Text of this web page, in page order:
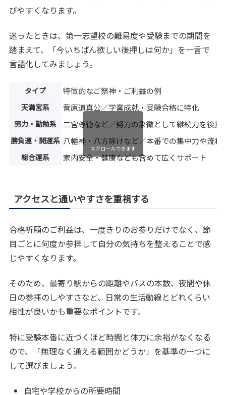
びやすくなります。
迷ったときは、第一志望校の難易度や受験までの期間を
踏まえて、「今いちばん欲しい後押しは何か」を一言で
言語化してみましょう。
タイプ 特徴的なご祭神・ご利益の例
天満宮系 菅原道真公／学業成就・受験合格に特化
努力・勤勉系 二宮尊徳など／努力の象徴として継続力を後押
勝負運・開運系 八幡神・八方除けなど／本番での集中力や流れ
総合運系 家内安全・健康なども含めて広くサポート
スクロールできます
アクセスと通いやすさを重視する
合格祈願のご利益は、一度きりのお参りだけでなく、節
目ごとに何度か参拝して自分の気持ちを整えることで感
じやすくなります。
そのため、最寄り駅からの距離やバスの本数、夜間や休
日の参拝のしやすさなど、日常の生活動線とどれくらい
相性が良いかも重要なポイントです。
特に受験本番に近づくほど時間と体力に余裕がなくなる
ので、「無理なく通える範囲かどうか」を基準の一つに
して選びましょう。
自宅や学校からの所要時間